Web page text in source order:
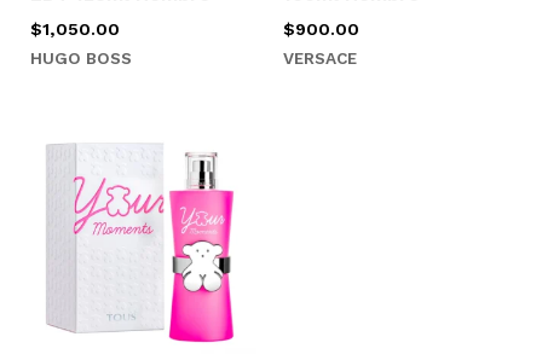
$1,050.00
HUGO BOSS
$900.00
VERSACE